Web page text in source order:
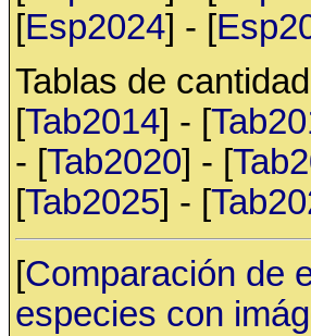
[Esp2024] - [
Tablas de
[Tab2014] - [
- [Tab2020] - [
[Tab2025] - [
[Comparación de
especies con